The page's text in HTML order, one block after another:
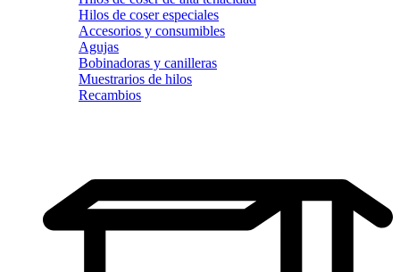
Hilos de coser especiales
Accesorios y consumibles
Agujas
Bobinadoras y canilleras
Muestrarios de hilos
Recambios